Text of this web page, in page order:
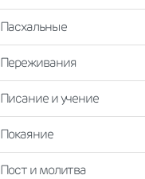
Пасхальные
Переживания
Писание и учение
Покаяние
Пост и молитва